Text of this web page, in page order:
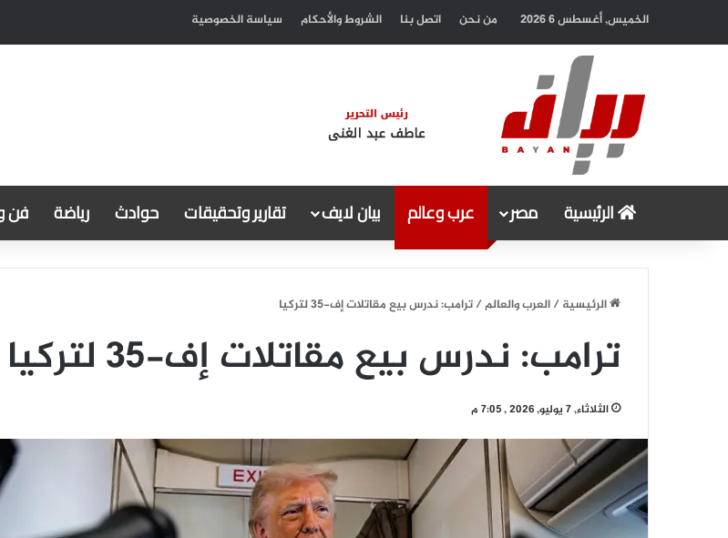
الخميس, أغسطس 6 2026 من نحن اتصل بنا الشروط والأحكام سياسة الخصوصية
الرئيسية مصر عرب وعالم بيان لايف تقارير وتحقيقات حوادث رياضة فن
الرئيسية/العرب والعالم/ترامب: ندرس بيع مقاتلات إف-35 لتركيا
ترامب: ندرس بيع مقاتلات إف-35 لتركيا
الثلاثاء, 7 يوليو, 2026 , 7:05 م